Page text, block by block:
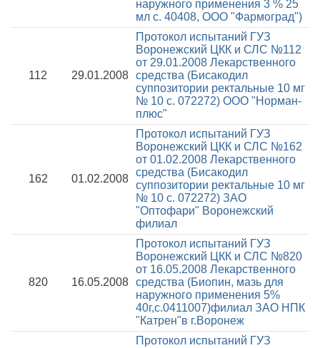
наружного применения 3 % 25
мл с. 40408, ООО "Фармоград")
112 29.01.2008
Протокол испытаний ГУЗ
Воронежский ЦКК и СЛС №112
от 29.01.2008 Лекарственного
средства (Бисакодил
суппозитории ректальные 10 мг
№ 10 с. 072272) ООО "Норман-
плюс"
162 01.02.2008
Протокол испытаний ГУЗ
Воронежский ЦКК и СЛС №162
от 01.02.2008 Лекарственного
средства (Бисакодил
суппозитории ректальные 10 мг
№ 10 с. 072272) ЗАО
"Оптофари" Воронежский
филиал
820 16.05.2008
Протокол испытаний ГУЗ
Воронежский ЦКК и СЛС №820
от 16.05.2008 Лекарственного
средства (Биопин, мазь для
наружного применения 5%
40г,с.0411007)филиал ЗАО НПК
"Катрен"в г.Воронеж
Протокол испытаний ГУЗ